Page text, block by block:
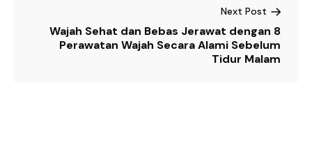
Next Post
Wajah Sehat dan Bebas Jerawat dengan 8
Perawatan Wajah Secara Alami Sebelum
Tidur Malam